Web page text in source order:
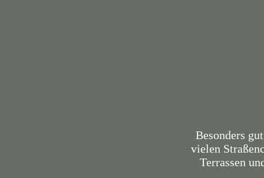
Besonders
vielen
Terrassen